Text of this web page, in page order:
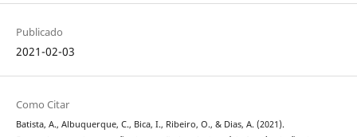
Publicado
2021-02-03
Como Citar
Batista, A., Albuquerque, C., Bica, I., Ribeiro, O., & Dias, A. (2021).